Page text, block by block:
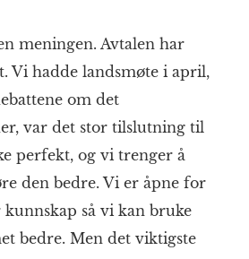
meningen. Avtalen har
Vi hadde landsmøte i april,
om det
var det stor tilslutning til
perfekt, og vi trenger å
den bedre. Vi er åpne for
så vi kan bruke
bedre. Men det viktigste